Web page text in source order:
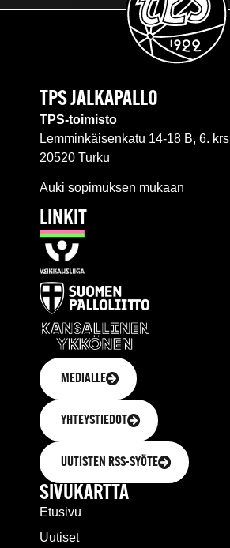
TPS JALKAPALLO
TPS-toimisto
Lemminkäisenkatu 14-18 B, 6. krs
20520 Turku
Auki sopimuksen mukaan
LINKIT
MEDIALLE
YHTEYSTIEDOT
UUTISTEN RSS-SYÖTE
SIVUKARTTA
Etusivu
Uutiset